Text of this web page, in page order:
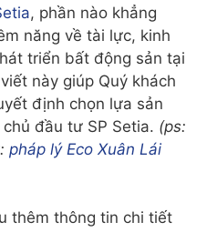
, phần nào khẳng
năng về tài lực, kinh
triển bất động sản tại
này giúp Quý khách
định chọn lựa sản
đầu tư SP Setia. (ps:
pháp lý Eco Xuân Lái
thêm thông tin chi tiết